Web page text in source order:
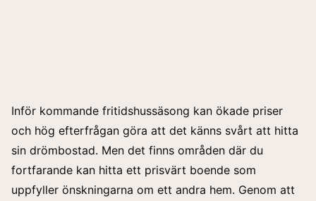
Inför kommande fritidshussäsong kan ökade priser
och hög efterfrågan göra att det känns svårt att hitta
sin drömbostad. Men det finns områden där du
fortfarande kan hitta ett prisvärt boende som
uppfyller önskningarna om ett andra hem. Genom att